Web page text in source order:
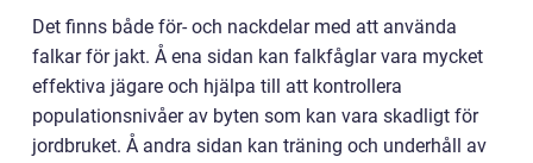
Det finns både för- och nackdelar med att använda
falkar för jakt. Å ena sidan kan falkfåglar vara mycket
effektiva jägare och hjälpa till att kontrollera
populationsnivåer av byten som kan vara skadligt för
jordbruket. Å andra sidan kan träning och underhåll av